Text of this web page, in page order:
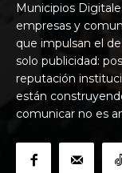
Municipios
empresas y
que impulsan el
solo publicidad:
reputación
están
comunicar no es